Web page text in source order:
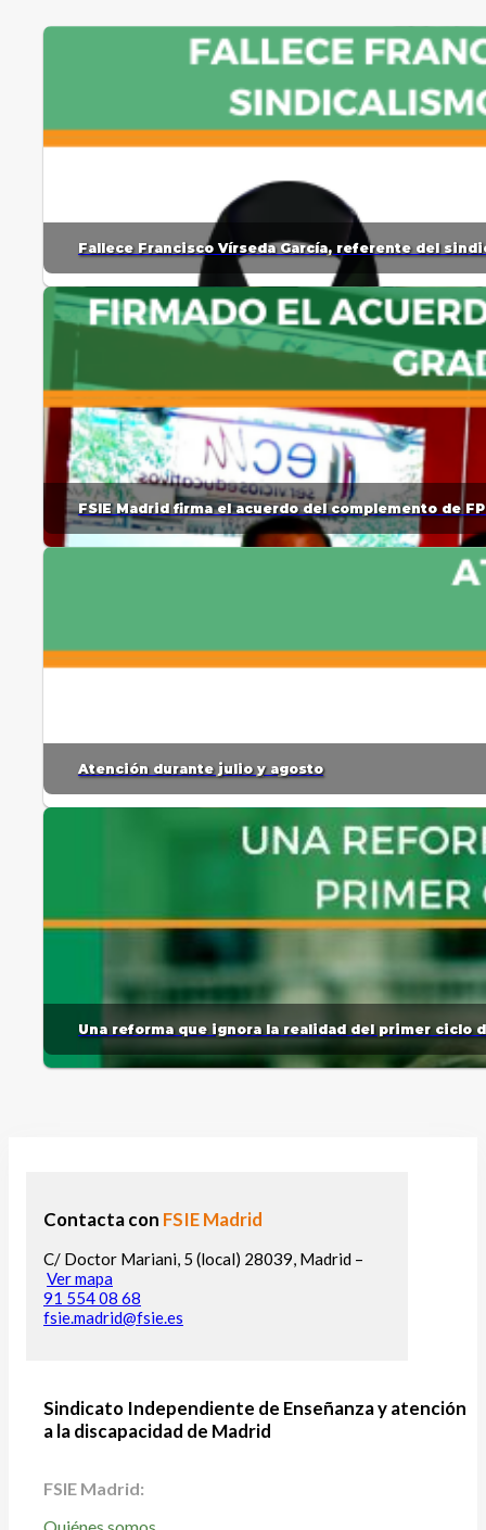
Fallece Francisco Vírseda García, referente del
FSIE Madrid firma el acuerdo del complemento de
Atención durante julio y agosto
Una reforma que ignora la realidad del primer ciclo
Contacta con FSIE Madrid
C/ Doctor Mariani, 5 (local) 28039, Madrid –
Ver mapa
91 554 08 68
fsie.madrid@fsie.es
Sindicato Independiente de Enseñanza y atención
a la discapacidad de Madrid
FSIE Madrid: